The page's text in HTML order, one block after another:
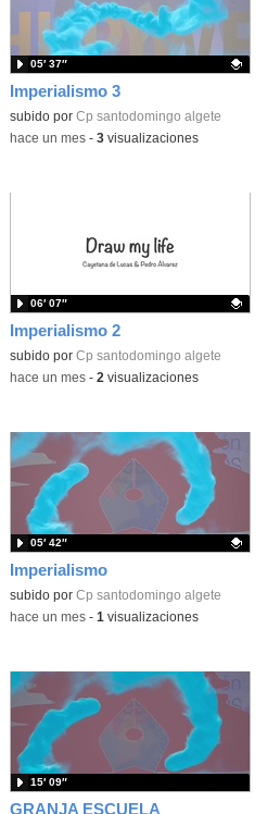
Imperialismo 3
Contenido educativo.
subido por Cp santodomingo algete
05′ 37″
-hace un mes- 3visualizaciones
Imperialismo 2
Contenido educativo.
subido por Cp santodomingo algete
06′ 07″
-hace un mes- 2 visualizaciones
Imperialismo
Contenido educativo.
subido por Cp santodomingo algete
05′ 42″
-hace un mes- 1 visualizaciones
GRANJA ESCUELA
15′ 09″